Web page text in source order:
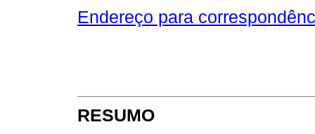
Endereço para
RESUMO